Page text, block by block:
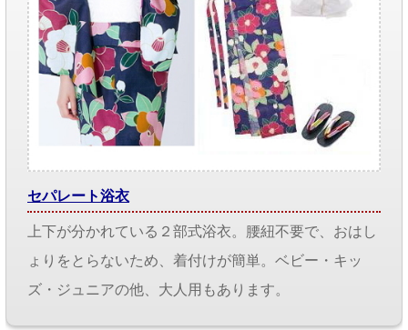
セパレート浴衣
上下が分かれている２部式浴衣。腰紐不要で、おはし
ょりをとらないため、着付けが簡単。ベビー・キッ
ズ・ジュニアの他、大人用もあります。